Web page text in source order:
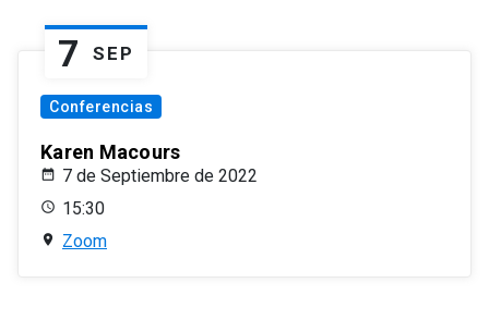
7 SEP
Conferencias
Karen Macours
7 de Septiembre de 2022
15:30
Zoom